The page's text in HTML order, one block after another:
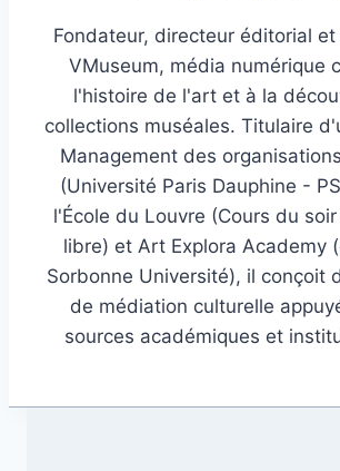
Fondateur, directeur éditorial
VMuseum, média numérique
l'histoire de l'art et à la
collections muséales. Titulaire
Management des
(Université Paris Dauphine -
l'École du Louvre (Cours du
libre) et Art Explora Academy
Sorbonne Université), il conçoit
de médiation culturelle
sources académiques et